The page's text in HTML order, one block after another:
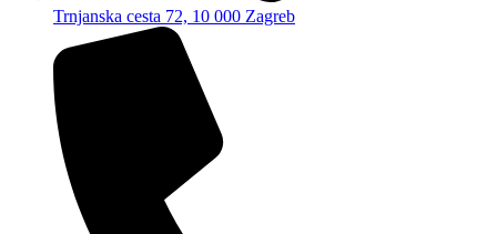
Trnjanska cesta 72, 10 000 Zagreb